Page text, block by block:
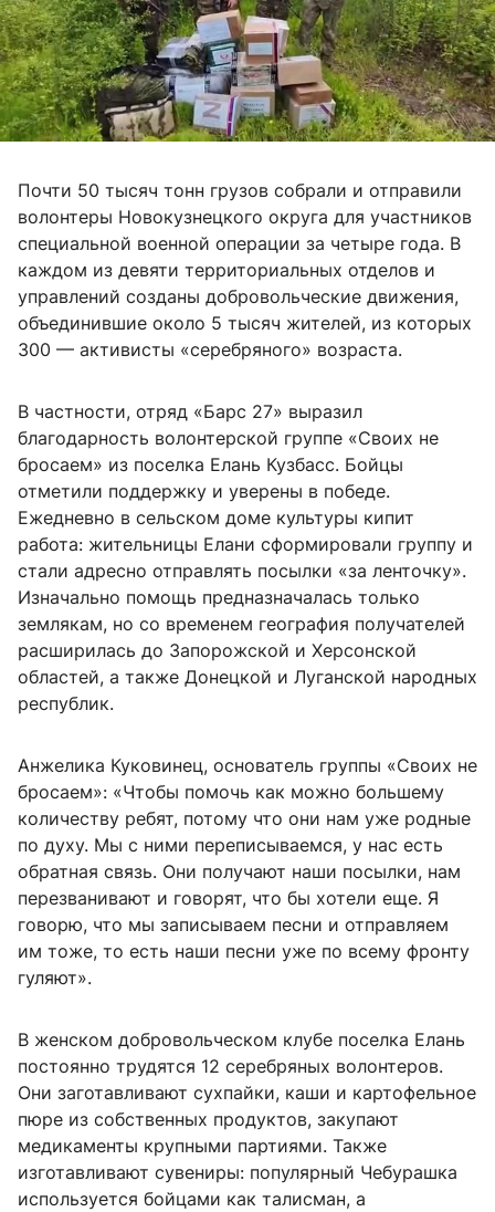
Почти 50 тысяч тонн грузов собрали и отправили
волонтеры Новокузнецкого округа для участников
специальной военной операции за четыре года. В
каждом из девяти территориальных отделов и
управлений созданы добровольческие движения,
объединившие около 5 тысяч жителей, из которых
300 — активисты «серебряного» возраста.
В частности, отряд «Барс 27» выразил
благодарность волонтерской группе «Своих не
бросаем» из поселка Елань Кузбасс. Бойцы
отметили поддержку и уверены в победе.
Ежедневно в сельском доме культуры кипит
работа: жительницы Елани сформировали группу и
стали адресно отправлять посылки «за ленточку».
Изначально помощь предназначалась только
землякам, но со временем география получателей
расширилась до Запорожской и Херсонской
областей, а также Донецкой и Луганской народных
республик.
Анжелика Куковинец, основатель группы «Своих не
бросаем»: «Чтобы помочь как можно большему
количеству ребят, потому что они нам уже родные
по духу. Мы с ними переписываемся, у нас есть
обратная связь. Они получают наши посылки, нам
перезванивают и говорят, что бы хотели еще. Я
говорю, что мы записываем песни и отправляем
им тоже, то есть наши песни уже по всему фронту
гуляют».
В женском добровольческом клубе поселка Елань
постоянно трудятся 12 серебряных волонтеров.
Они заготавливают сухпайки, каши и картофельное
пюре из собственных продуктов, закупают
медикаменты крупными партиями. Также
изготавливают сувениры: популярный Чебурашка
используется бойцами как талисман, а